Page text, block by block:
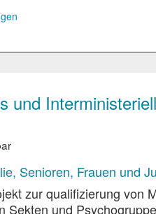
und
Senioren, Frauen und
zur qualifizierung von
Sekten und